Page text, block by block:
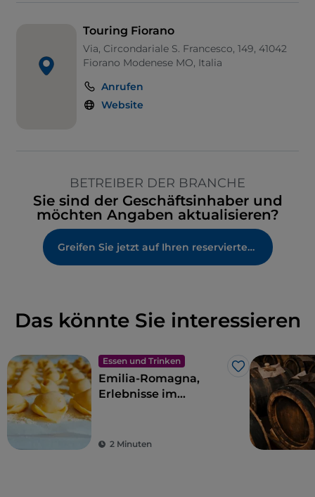
Touring Fiorano
Via, Circondariale S. Francesco, 149, 41042
Fiorano Modenese MO, Italia
Anrufen
Website
BETREIBER DER BRANCHE
Sie sind der Geschäftsinhaber und
möchten Angaben aktualisieren?
Greifen Sie jetzt auf Ihren reservierten Bereich zu
Das könnte Sie interessieren
Essen und Trinken
Like
Emilia-Romagna,
Erlebnisse im
2 Minuten